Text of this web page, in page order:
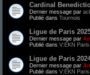
Cardinal
Dernier message par
Publié dans Tournois
Ligue de Paris
Dernier message par
Publié dans V:EKN
Ligue de Paris
Dernier message par
Publié dans V:EKN